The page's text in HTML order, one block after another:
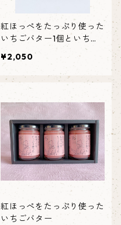
紅ほっぺをたっぷり使った
いちごバター1個といちご
ジャム2個
¥2,050
紅ほっぺをたっぷり使った
いちごバター